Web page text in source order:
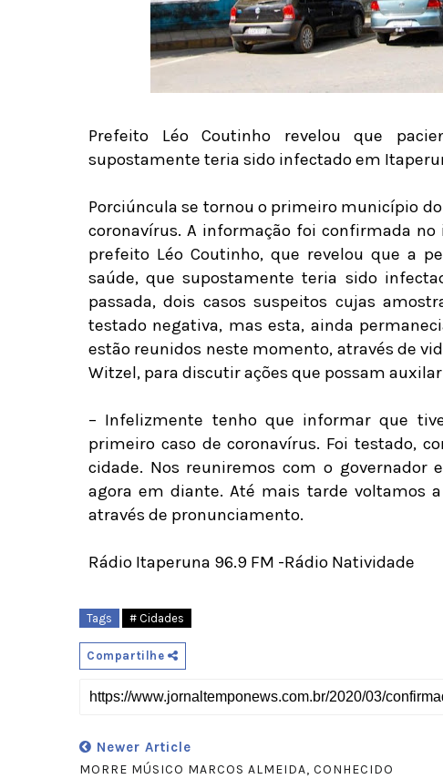
Prefeito Léo Coutinho revelou que
supostamente teria sido infectado em
Porciúncula se tornou o primeiro município
coronavírus. A informação foi confirmada
prefeito Léo Coutinho, que revelou que a
saúde, que supostamente teria sido
passada, dois casos suspeitos cujas
testado negativa, mas esta, ainda
estão reunidos neste momento, através de
Witzel, para discutir ações que possam
– Infelizmente tenho que informar que
primeiro caso de coronavírus. Foi testado,
cidade. Nos reuniremos com o
agora em diante. Até mais tarde voltamos
através de pronunciamento.
Rádio Itaperuna 96.9 FM -Rádio Natividade
Tags # Cidades
Compartilhe
Newer Article
MORRE MÚSICO MARCOS ALMEIDA, CONHECIDO